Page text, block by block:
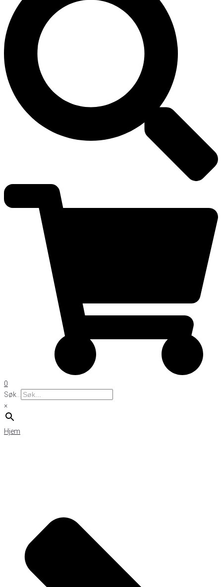
0
Søk...
×
Hjem